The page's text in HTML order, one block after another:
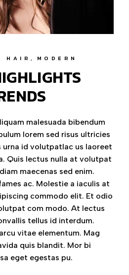
HAIR MODERN
malesuada bibendum
lorem sed risus ultricies
urna id volutpatlac us laoreet
Quis lectus nulla at volutpat
maecenas sed enim.
ac. Molestie a iaculis at
commodo elit. Et odio
com modo. At lectus
tellus id interdum.
vitae elementum. Mag
quis blandit. Mor bi
eget egestas pu.